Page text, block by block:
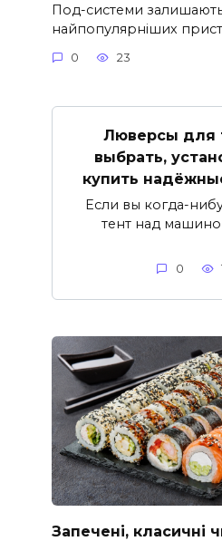
Под-системи
найпопулярніших
0 23
Люверсы для
выбрать,
купить
Если вы когда-
тент над
0
Запечені, класичні